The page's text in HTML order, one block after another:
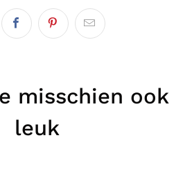
misschien ook
leuk